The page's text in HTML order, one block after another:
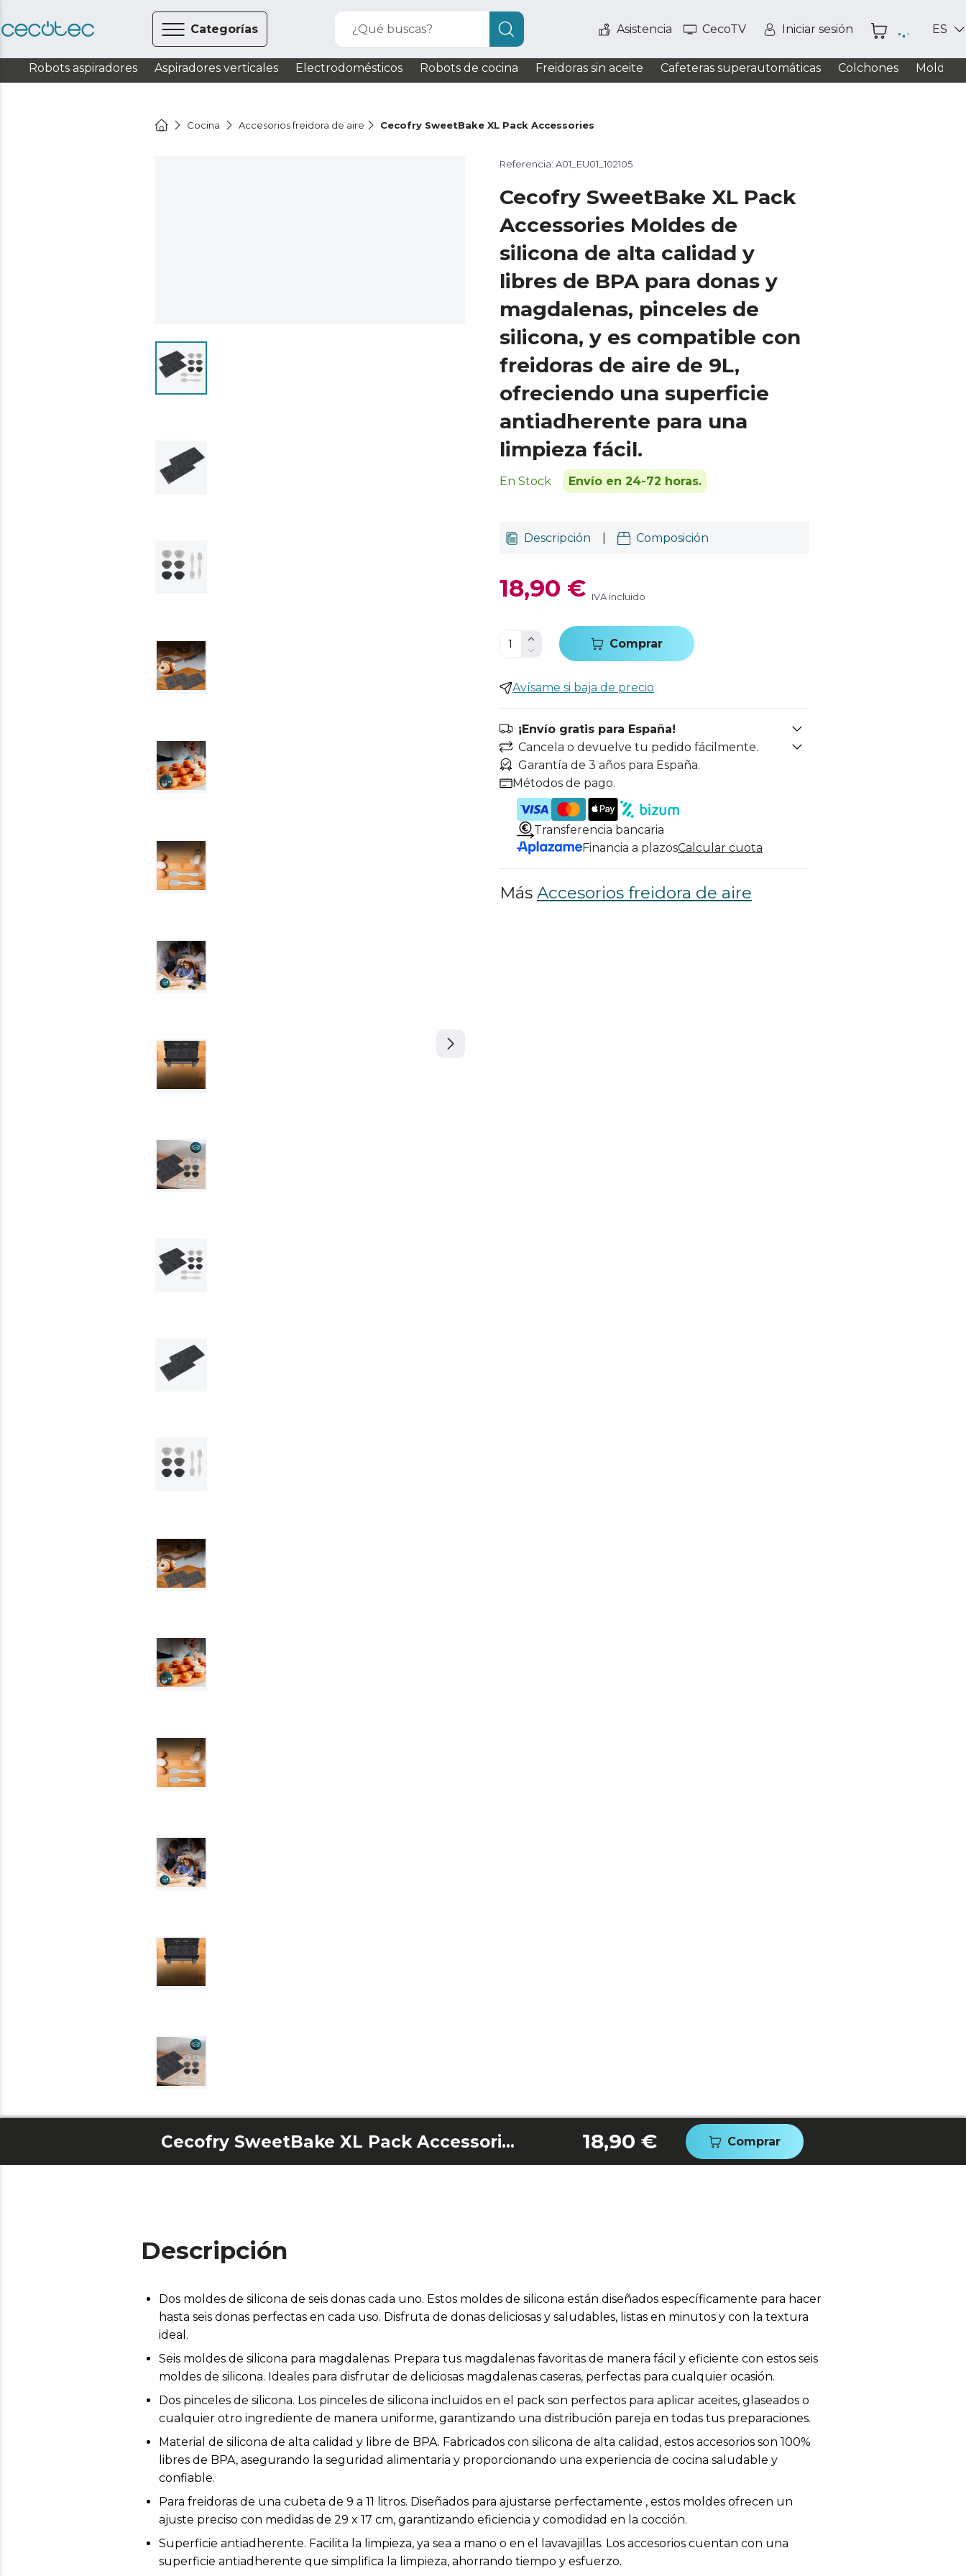
Categorías ¿Qué buscas? Asistencia CecoTV Iniciar sesión ES
Robots aspiradores Aspiradores verticales Electrodomésticos Robots de cocina Freidoras sin aceite Cafeteras superautomáticas Colchones
Cocina Accesorios freidora de aire Cecofry SweetBake XL Pack Accessories
Referencia: A01_EU01_102105
Cecofry SweetBake XL Pack
Accessories Moldes de
silicona de alta calidad y
libres de BPA para donas y
magdalenas, pinceles de
silicona, y es compatible con
freidoras de aire de 9L,
ofreciendo una superficie
antiadherente para una
limpieza fácil.
En Stock Envío en 24-72 horas.
Descripción Composición
18,90 € IVA incluido
Comprar
Avísame si baja de precio
¡Envío gratis para España!
Cancela o devuelve tu pedido fácilmente.
Garantía de 3 años para España.
Métodos de pago.
Transferencia bancaria
Financia a plazosCalcular cuota
Más Accesorios freidora de aire
Cecofry SweetBake XL Pack Accessories 18,90 € Comprar
Descripción
Dos moldes de silicona de seis donas cada uno. Estos moldes de silicona están diseñados específicamente para hacer
hasta seis donas perfectas en cada uso. Disfruta de donas deliciosas y saludables, listas en minutos y con la textura
ideal.
Seis moldes de silicona para magdalenas. Prepara tus magdalenas favoritas de manera fácil y eficiente con estos seis
moldes de silicona. Ideales para disfrutar de deliciosas magdalenas caseras, perfectas para cualquier ocasión.
Dos pinceles de silicona. Los pinceles de silicona incluidos en el pack son perfectos para aplicar aceites, glaseados o
cualquier otro ingrediente de manera uniforme, garantizando una distribución pareja en todas tus preparaciones.
Material de silicona de alta calidad y libre de BPA. Fabricados con silicona de alta calidad, estos accesorios son 100%
libres de BPA, asegurando la seguridad alimentaria y proporcionando una experiencia de cocina saludable y
confiable.
Para freidoras de una cubeta de 9 a 11 litros. Diseñados para ajustarse perfectamente , estos moldes ofrecen un
ajuste preciso con medidas de 29 x 17 cm, garantizando eficiencia y comodidad en la cocción.
Superficie antiadherente. Facilita la limpieza, ya sea a mano o en el lavavajillas. Los accesorios cuentan con una
superficie antiadherente que simplifica la limpieza, ahorrando tiempo y esfuerzo.